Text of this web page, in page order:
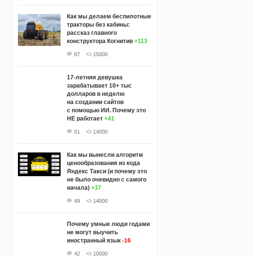
Как мы делаем беспилотные
тракторы без кабины:
рассказ главного
конструктора Когнитив +113
87 15000
17-летняя девушка
зарабатывает 10+ тыс
долларов в неделю
на создании сайтов
с помощью ИИ. Почему это
НЕ работает +41
51 14000
Как мы вынесли алгоритм
ценообразования из кода
Яндекс Такси (и почему это
не было очевидно с самого
начала) +37
49 14000
Почему умные люди годами
не могут выучить
иностранный язык -16
42 10000